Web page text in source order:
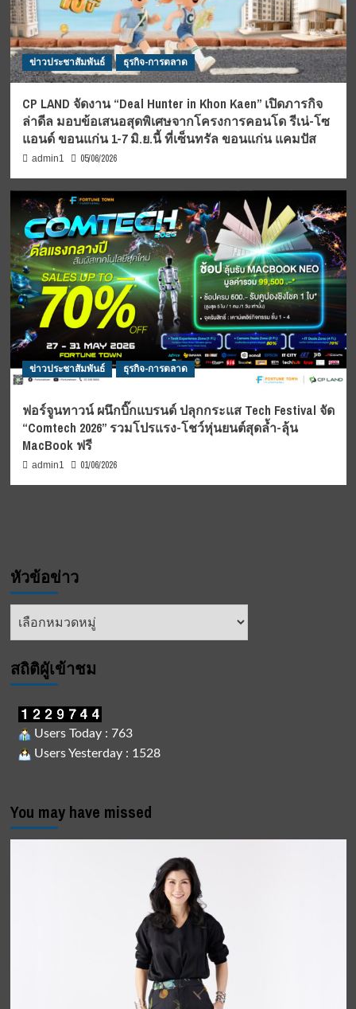
ข่าวประชาสัมพันธ์ ธุรกิจ-การตลาด
CP LAND จัดงาน “Deal Hunter in Khon Kaen” เปิดภารกิจ
ล่าดีล มอบข้อเสนอสุดพิเศษจากโครงการคอนโด รีเน่-โซ
แอนด์ ขอนแก่น 1-7 มิ.ย.นี้ ที่เซ็นทรัล ขอนแก่น แคมปัส
admin1 05/06/2026
ข่าวประชาสัมพันธ์ ธุรกิจ-การตลาด
ฟอร์จูนทาวน์ ผนึกบิ๊กแบรนด์ ปลุกกระแส Tech Festival จัด
“Comtech 2026” รวมโปรแรง-โชว์หุ่นยนต์สุดล้ำ-ลุ้น
MacBook ฟรี
admin1 01/06/2026
หัวข้อข่าว
หัวข้อ
สถิติผูัเข้าชม
Users Today : 763
Users Yesterday : 1528
You may have missed